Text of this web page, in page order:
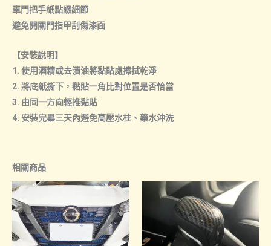
車門把手紙點綴細節
避免開關門指甲刮傷漆面
【安裝說明】
1. 使用酒精或去漬油將黏貼處擦拭乾淨
2. 將底紙撕下，黏貼一角比對位置是否恰當
3. 由同一方向輕推黏貼
4. 安裝完畢三天內避免高壓水柱、藥水沖洗
相關商品